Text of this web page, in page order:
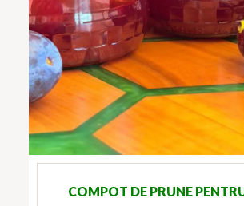
COMPOT DE PRUNE